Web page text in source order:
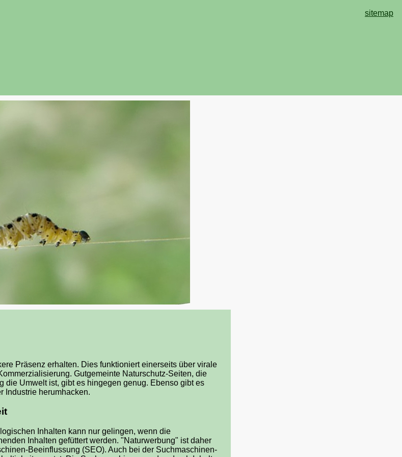
sitemap
Präsenz erhalten. Dies funktioniert einerseits über virale
Gutgemeinte Naturschutz-Seiten, die
die Umwelt ist, gibt es hingegen genug. Ebenso gibt es
Industrie herumhacken.
Inhalten kann nur gelingen, wenn die
Inhalten gefüttert werden. "Naturwerbung" ist daher
Beeinflussung (SEO). Auch bei der Suchmaschinen-